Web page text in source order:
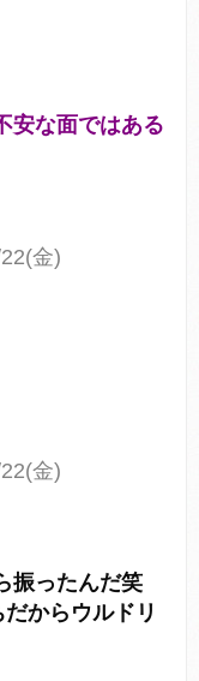
安な面ではある
金)
金)
振ったんだ笑
からウルドリ